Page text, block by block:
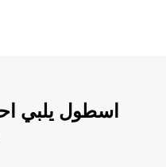
اسطول يلبي